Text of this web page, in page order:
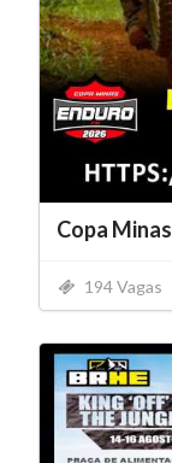
Copa
194 Vagas